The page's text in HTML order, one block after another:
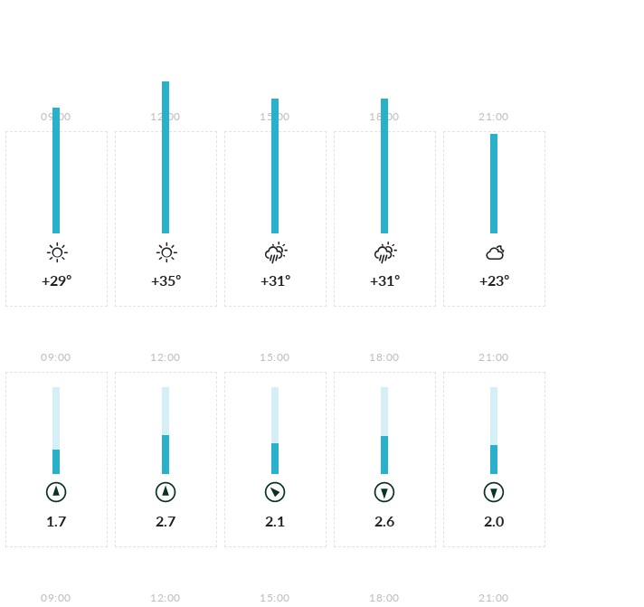
09:00
+29°
12:00
+35°
15:00
+31°
18:00
+31°
21:00
+23°
09:00
1.7
12:00
2.7
15:00
2.1
18:00
2.6
21:00
2.0
09:00 12:00 15:00 18:00 21:00